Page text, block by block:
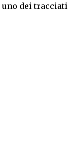
uno dei tracciati